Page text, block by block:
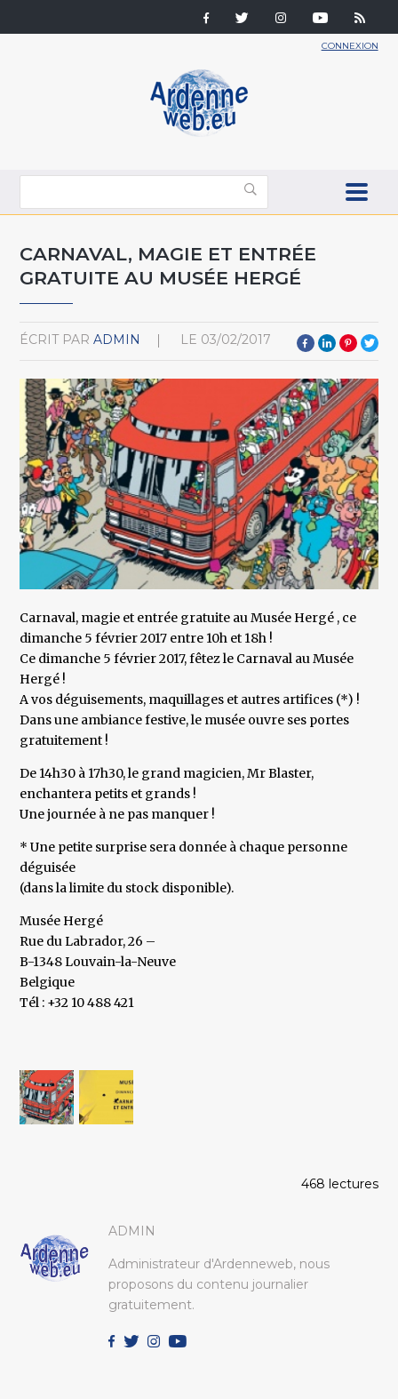
CONNEXION
CARNAVAL, MAGIE ET ENTRÉE
GRATUITE AU MUSÉE HERGÉ
ÉCRIT PAR ADMIN LE 03/02/2017
Carnaval, magie et entrée gratuite au Musée Hergé , ce
dimanche 5 février 2017 entre 10h et 18h !
Ce dimanche 5 février 2017, fêtez le Carnaval au Musée
Hergé !
A vos déguisements, maquillages et autres artifices (*) !
Dans une ambiance festive, le musée ouvre ses portes
gratuitement !
De 14h30 à 17h30, le grand magicien, Mr Blaster,
enchantera petits et grands !
Une journée à ne pas manquer !
* Une petite surprise sera donnée à chaque personne
déguisée
(dans la limite du stock disponible).
Musée Hergé
Rue du Labrador, 26 –
B-1348 Louvain-la-Neuve
Belgique
Tél : +32 10 488 421
468 lectures
ADMIN
Administrateur d'Ardenneweb, nous
proposons du contenu journalier
gratuitement.